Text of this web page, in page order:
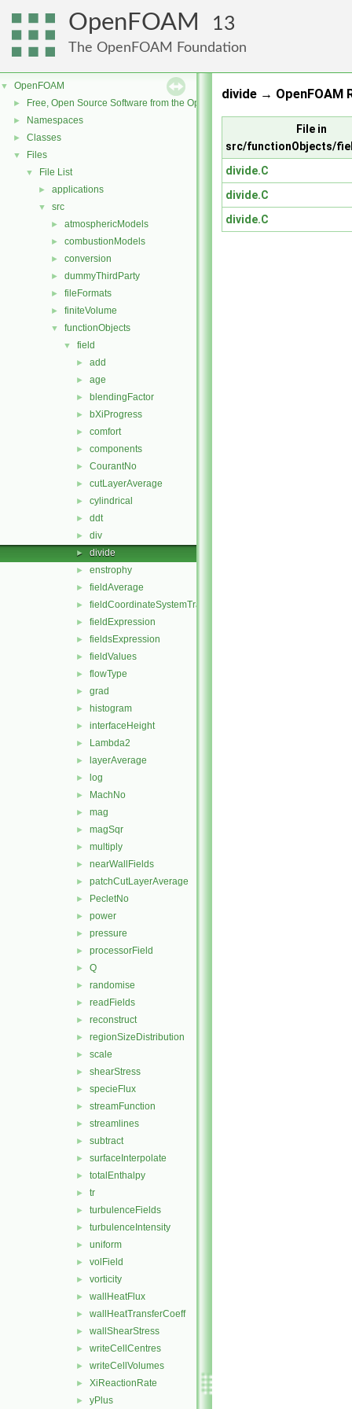
OpenFOAM 13
The OpenFOAM Foundation
▼ OpenFOAM
► Free, Open Source Software from the OpenFOAM Foundation
► Namespaces
► Classes
▼ Files
▼ File List
► applications
▼ src
► atmosphericModels
► combustionModels
► conversion
► dummyThirdParty
► fileFormats
► finiteVolume
▼ functionObjects
▼ field
► add
► age
► blendingFactor
► bXiProgress
► comfort
► components
► CourantNo
► cutLayerAverage
► cylindrical
► ddt
► div
► divide
► enstrophy
► fieldAverage
► fieldCoordinateSystemTransform
► fieldExpression
► fieldsExpression
► fieldValues
► flowType
► grad
► histogram
► interfaceHeight
► Lambda2
► layerAverage
► log
► MachNo
► mag
► magSqr
► multiply
► nearWallFields
► patchCutLayerAverage
► PecletNo
► power
► pressure
► processorField
► Q
► randomise
► readFields
► reconstruct
► regionSizeDistribution
► scale
► shearStress
► specieFlux
► streamFunction
► streamlines
► subtract
► surfaceInterpolate
► totalEnthalpy
► tr
► turbulenceFields
► turbulenceIntensity
► uniform
► volField
► vorticity
► wallHeatFlux
► wallHeatTransferCoeff
► wallShearStress
► writeCellCentres
► writeCellVolumes
► XiReactionRate
► yPlus
divide → OpenFOAM
File in
src/functionObjects/
divide.C
divide.C
divide.C